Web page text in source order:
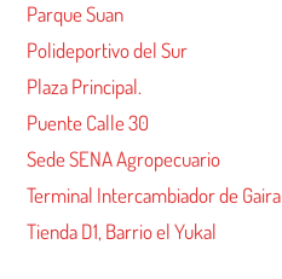
Parque Suan
Polideportivo del Sur
Plaza Principal.
Puente Calle 30
Sede SENA Agropecuario
Terminal Intercambiador de Gaira
Tienda D1, Barrio el Yukal